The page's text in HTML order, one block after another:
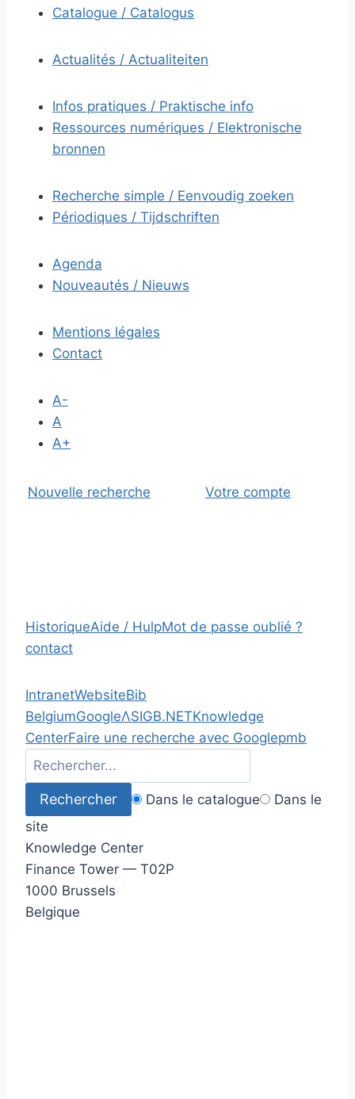
Catalogue / Catalogus
Actualités / Actualiteiten
Infos pratiques / Praktische info
Ressources numériques / Elektronische
bronnen
Recherche simple / Eenvoudig zoeken
Périodiques / Tijdschriften
Agenda
Nouveautés / Nieuws
Mentions légales
Contact
A-
A
A+
Nouvelle recherche Votre compte
HistoriqueAide / HulpMot de passe oublié ?
contact
IntranetWebsiteBib
BelgiumGoogleΛSIGB.NETKnowledge
CenterFaire une recherche avec Googlepmb
Dans le catalogue
Dans le
site
Knowledge Center
Finance Tower — T02P
1000 Brussels
Belgique